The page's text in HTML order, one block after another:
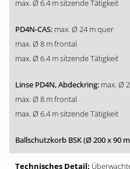
max. Ø 6.4 m sitzende Tätigkeit
max. Ø 24 m quer
max. Ø 8 m frontal
max. Ø 6.4 m sitzende Tätigkeit
max. Ø
max. Ø 8 m frontal
max. Ø 6.4 m sitzende Tätigkeit